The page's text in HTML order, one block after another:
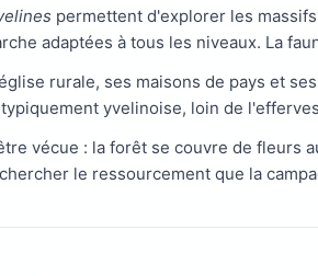
permettent d'explorer les
adaptées à tous les niveaux. La
rurale, ses maisons de pays et
yvelinoise, loin de
vécue : la forêt se couvre de fleurs
le ressourcement que la